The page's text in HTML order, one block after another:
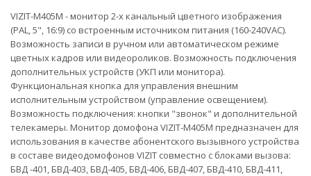
VIZIT-M405М - монитор 2-х канальный цветного изображения
(PAL, 5", 16:9) со встроенным источником питания (160-240VAC).
Возможность записи в ручном или автоматическом режиме
цветных кадров или видеороликов. Возможность подключения
дополнительных устройств (УКП или монитора).
Функциональная кнопка для управления внешним
исполнительным устройством (управление освещением).
Возможность подключения: кнопки "звонок" и дополнительной
телекамеры. Монитор домофона VIZIT-M405M предназначен для
использования в качестве абонентского вызывного устройства
в составе видеодомофонов VIZIT совместно с блоками вызова:
БВД -401, БВД-403, БВД-405, БВД-406, БВД-407, БВД-410, БВД-411,